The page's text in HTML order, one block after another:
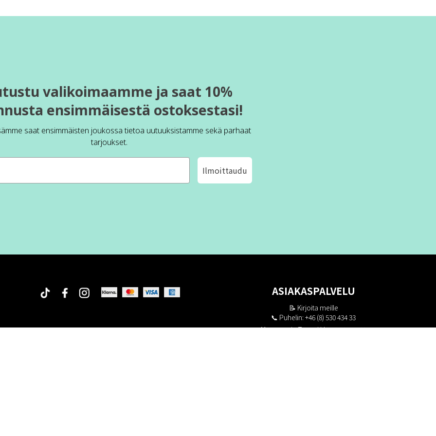
valikoimaamme ja saat 10%
ensimmäisestä ostoksestasi!
saat ensimmäisten joukossa tietoa uutuuksistamme sekä parhaat
tarjoukset.
Ilmoittaudu
ASIAKASPALVELU
📝 Kirjoita meille
📞 Puhelin: +46 (8) 530 434 33
Maanantai - Torstai klo 10.00 - 17.00